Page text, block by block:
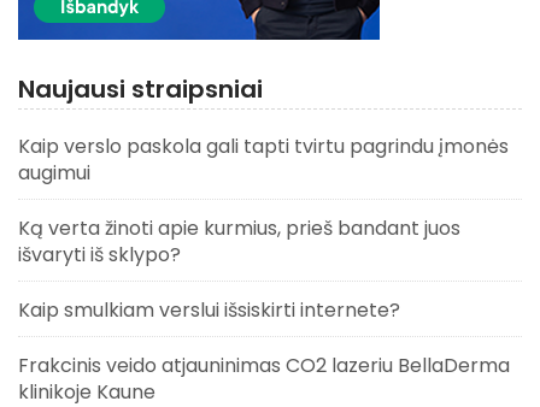
Naujausi straipsniai
Kaip verslo paskola gali tapti tvirtu pagrindu įmonės
augimui
Ką verta žinoti apie kurmius, prieš bandant juos
išvaryti iš sklypo?
Kaip smulkiam verslui išsiskirti internete?
Frakcinis veido atjauninimas CO2 lazeriu BellaDerma
klinikoje Kaune